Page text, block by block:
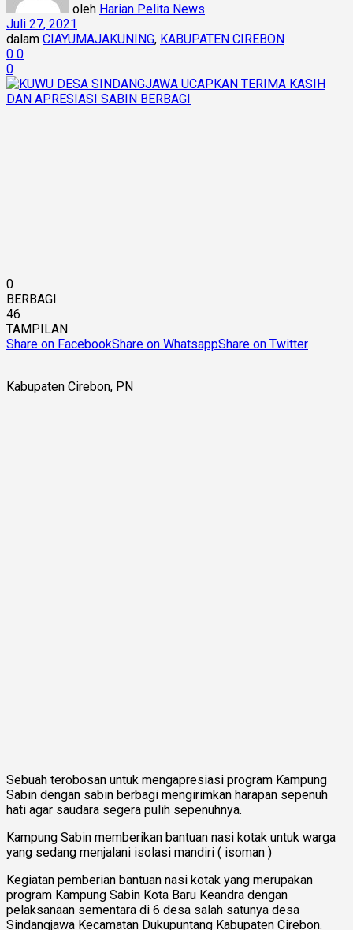
oleh Harian Pelita News
Juli 27, 2021
dalam CIAYUMAJAKUNING, KABUPATEN CIREBON
0 0
0
0
BERBAGI
46
TAMPILAN
Share on FacebookShare on WhatsappShare on Twitter
Kabupaten Cirebon, PN
Sebuah terobosan untuk mengapresiasi program Kampung
Sabin dengan sabin berbagi mengirimkan harapan sepenuh
hati agar saudara segera pulih sepenuhnya.
Kampung Sabin memberikan bantuan nasi kotak untuk warga
yang sedang menjalani isolasi mandiri ( isoman )
Kegiatan pemberian bantuan nasi kotak yang merupakan
program Kampung Sabin Kota Baru Keandra dengan
pelaksanaan sementara di 6 desa salah satunya desa
Sindangjawa Kecamatan Dukupuntang Kabupaten Cirebon.